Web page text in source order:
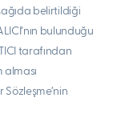
belirtildiği
bulunduğu
tarafından